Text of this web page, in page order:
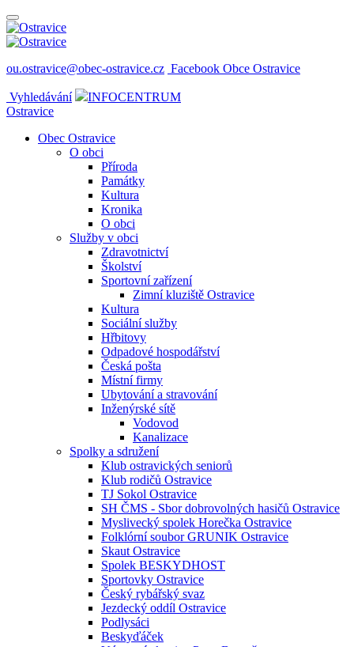
ou.ostravice@obec-ostravice.cz Facebook Obce Ostravice
Vyhledávání
INFOCENTRUM
Ostravice
Obec Ostravice
O obci
Příroda
Památky
Kultura
Kronika
O obci
Služby v obci
Zdravotnictví
Školství
Sportovní zařízení
Zimní kluziště Ostravice
Kultura
Sociální služby
Hřbitovy
Odpadové hospodářství
Česká pošta
Místní firmy
Ubytování a stravování
Inženýrské sítě
Vodovod
Kanalizace
Spolky a sdružení
Klub ostravických seniorů
Klub rodičů Ostravice
TJ Sokol Ostravice
SH ČMS - Sbor dobrovolných hasičů Ostravice
Myslivecký spolek Horečka Ostravice
Folklórní soubor GRUNIK Ostravice
Skaut Ostravice
Spolek BESKYDHOST
Sportovky Ostravice
Český rybářský svaz
Jezdecký oddíl Ostravice
Podlysáci
Beskyďáček